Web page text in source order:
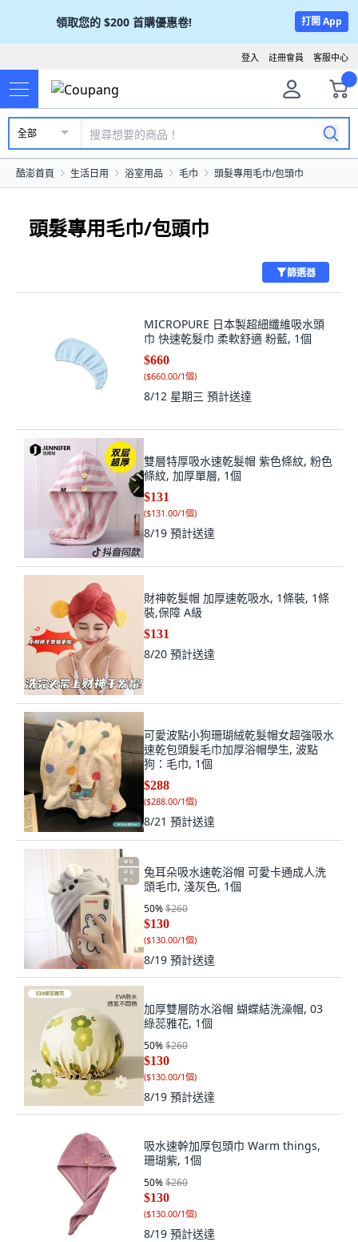
領取您的 $200 首購優惠卷! 打開 App
客服中心
註冊會員
登入
全部
酷澎首頁 生活日用 浴室用品 毛巾 頭髮專用毛巾/包頭巾
頭髮專用毛巾/包頭巾
篩選器
MICROPURE 日本製超細纖維吸水頭
巾 快速乾髮巾 柔軟舒適 粉藍, 1個
$660
($660.00/1個)
8/12 星期三 預計送達
雙層特厚吸水速乾髮帽 紫色條紋, 粉色
條紋, 加厚單層, 1個
$131
($131.00/1個)
8/19 預計送達
財神乾髮帽 加厚速乾吸水, 1條裝, 1條
裝,保障 A級
$131
8/20 預計送達
可愛波點小狗珊瑚絨乾髮帽女超強吸水
速乾包頭髮毛巾加厚浴帽學生, 波點
狗：毛巾, 1個
$288
($288.00/1個)
8/21 預計送達
兔耳朵吸水速乾浴帽 可愛卡通成人洗
頭毛巾, 淺灰色, 1個
50%$260
$130
($130.00/1個)
8/19 預計送達
加厚雙層防水浴帽 蝴蝶結洗澡帽, 03
綠蕊雅花, 1個
50%$260
$130
($130.00/1個)
8/19 預計送達
吸水速幹加厚包頭巾 Warm things,
珊瑚紫, 1個
50%$260
$130
($130.00/1個)
8/19 預計送達